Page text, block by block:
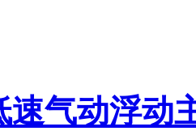
速气动浮动